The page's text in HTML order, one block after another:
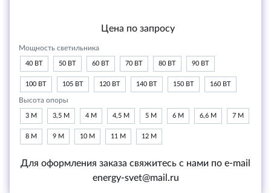
Цена по запросу
Мощность светильника
40 ВТ 50 ВТ 60 ВТ 70 ВТ 80 ВТ 90 ВТ
100 ВТ 105 ВТ 120 ВТ 140 ВТ 150 ВТ 160 ВТ
Высота опоры
3 М 3,5 М 4 М 4,5 М 5 М 6 М 6,6 М 7 М
8 М 9 М 10 М 11 М 12 М
Для оформления заказа свяжитесь с нами по e-mail
energy-svet@mail.ru